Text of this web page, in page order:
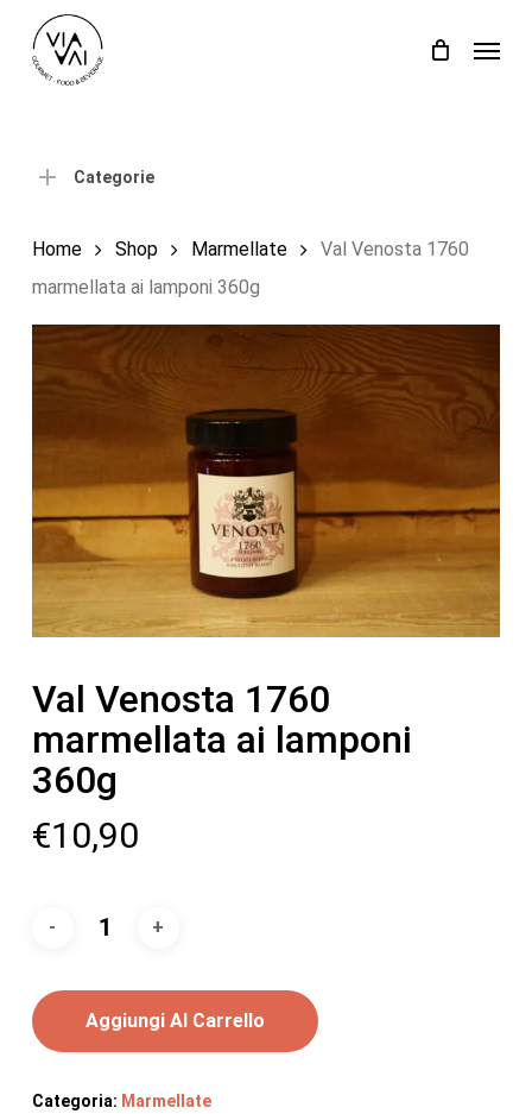
Carrello Close
Categorie
Home Shop Marmellate
Val Venosta 1760
marmellata ai lamponi 360g
Val Venosta 1760
marmellata ai lamponi
360g
€10,90
Aggiungi Al Carrello
Categoria: Marmellate